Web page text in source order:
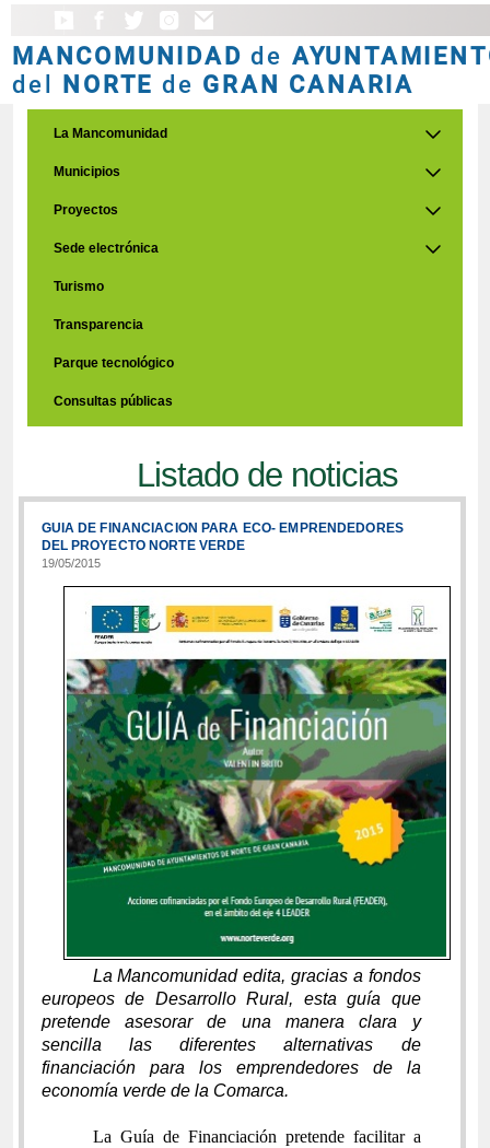
MANCOMUNIDAD de
del NORTE de GRAN CANARIA
La Mancomunidad
Municipios
Proyectos
Sede electrónica
Turismo
Transparencia
Parque tecnológico
Consultas públicas
Listado de noticias
GUIA DE FINANCIACION PARA ECO- EMPRENDEDORES
DEL PROYECTO NORTE VERDE
19/05/2015
La Mancomunidadedita, gracias a fondos
europeos de Desarrollo Rural, esta guía que
pretende asesorar de una manera clara y
sencilla las diferentes alternativas de
financiación para los emprendedores de la
economía verde de la Comarca.
La Guíade Financiación pretende facilitar a